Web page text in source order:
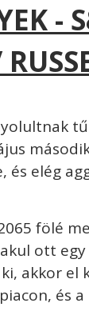
-
és elég
fölé
ott
akkor el
és